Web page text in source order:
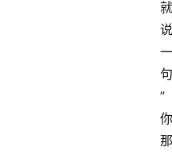
就
说
一
句
”
你
那